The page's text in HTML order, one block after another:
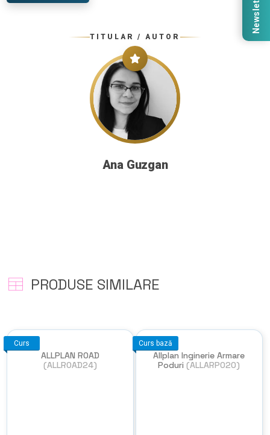
TITULAR / AUTOR
Ana Guzgan
PRODUSE SIMILARE
Curs
ALLPLAN ROAD
(ALLROAD24)
Curs bază
Allplan Inginerie Armare
Poduri (ALLARPO20)
Newsletter